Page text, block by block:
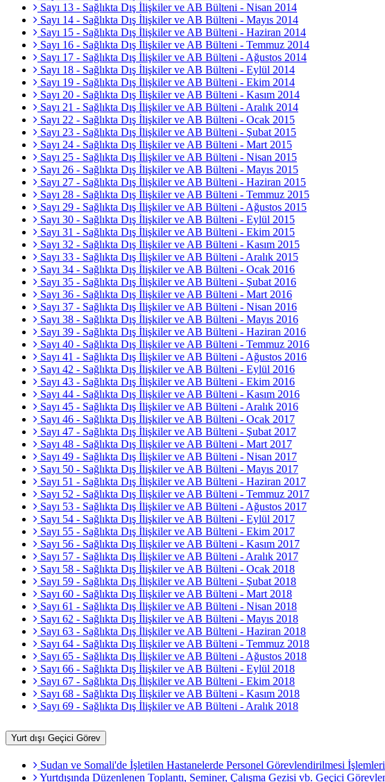
Sayı 13 - Sağlıkta Dış İlişkiler ve AB Bülteni - Nisan 2014
Sayı 14 - Sağlıkta Dış İlişkiler ve AB Bülteni - Mayıs 2014
Sayı 15 - Sağlıkta Dış İlişkiler ve AB Bülteni - Haziran 2014
Sayı 16 - Sağlıkta Dış İlişkiler ve AB Bülteni - Temmuz 2014
Sayı 17 - Sağlıkta Dış İlişkiler ve AB Bülteni - Ağustos 2014
Sayı 18 - Sağlıkta Dış İlişkiler ve AB Bülteni - Eylül 2014
Sayı 19 - Sağlıkta Dış İlişkiler ve AB Bülteni - Ekim 2014
Sayı 20 - Sağlıkta Dış İlişkiler ve AB Bülteni - Kasım 2014
Sayı 21 - Sağlıkta Dış İlişkiler ve AB Bülteni - Aralık 2014
Sayı 22 - Sağlıkta Dış İlişkiler ve AB Bülteni - Ocak 2015
Sayı 23 - Sağlıkta Dış İlişkiler ve AB Bülteni - Şubat 2015
Sayı 24 - Sağlıkta Dış İlişkiler ve AB Bülteni - Mart 2015
Sayı 25 - Sağlıkta Dış İlişkiler ve AB Bülteni - Nisan 2015
Sayı 26 - Sağlıkta Dış İlişkiler ve AB Bülteni - Mayıs 2015
Sayı 27 - Sağlıkta Dış İlişkiler ve AB Bülteni - Haziran 2015
Sayı 28 - Sağlıkta Dış İlişkiler ve AB Bülteni - Temmuz 2015
Sayı 29 - Sağlıkta Dış İlişkiler ve AB Bülteni - Ağustos 2015
Sayı 30 - Sağlıkta Dış İlişkiler ve AB Bülteni - Eylül 2015
Sayı 31 - Sağlıkta Dış İlişkiler ve AB Bülteni - Ekim 2015
Sayı 32 - Sağlıkta Dış İlişkiler ve AB Bülteni - Kasım 2015
Sayı 33 - Sağlıkta Dış İlişkiler ve AB Bülteni - Aralık 2015
Sayı 34 - Sağlıkta Dış İlişkiler ve AB Bülteni - Ocak 2016
Sayı 35 - Sağlıkta Dış İlişkiler ve AB Bülteni - Şubat 2016
Sayı 36 - Sağlıkta Dış İlişkiler ve AB Bülteni - Mart 2016
Sayı 37 - Sağlıkta Dış İlişkiler ve AB Bülteni - Nisan 2016
Sayı 38 - Sağlıkta Dış İlişkiler ve AB Bülteni - Mayıs 2016
Sayı 39 - Sağlıkta Dış İlişkiler ve AB Bülteni - Haziran 2016
Sayı 40 - Sağlıkta Dış İlişkiler ve AB Bülteni - Temmuz 2016
Sayı 41 - Sağlıkta Dış İlişkiler ve AB Bülteni - Ağustos 2016
Sayı 42 - Sağlıkta Dış İlişkiler ve AB Bülteni - Eylül 2016
Sayı 43 - Sağlıkta Dış İlişkiler ve AB Bülteni - Ekim 2016
Sayı 44 - Sağlıkta Dış İlişkiler ve AB Bülteni - Kasım 2016
Sayı 45 - Sağlıkta Dış İlişkiler ve AB Bülteni - Aralık 2016
Sayı 46 - Sağlıkta Dış İlişkiler ve AB Bülteni - Ocak 2017
Sayı 47 - Sağlıkta Dış İlişkiler ve AB Bülteni - Şubat 2017
Sayı 48 - Sağlıkta Dış İlişkiler ve AB Bülteni - Mart 2017
Sayı 49 - Sağlıkta Dış İlişkiler ve AB Bülteni - Nisan 2017
Sayı 50 - Sağlıkta Dış İlişkiler ve AB Bülteni - Mayıs 2017
Sayı 51 - Sağlıkta Dış İlişkiler ve AB Bülteni - Haziran 2017
Sayı 52 - Sağlıkta Dış İlişkiler ve AB Bülteni - Temmuz 2017
Sayı 53 - Sağlıkta Dış İlişkiler ve AB Bülteni - Ağustos 2017
Sayı 54 - Sağlıkta Dış İlişkiler ve AB Bülteni - Eylül 2017
Sayı 55 - Sağlıkta Dış İlişkiler ve AB Bülteni - Ekim 2017
Sayı 56 - Sağlıkta Dış İlişkiler ve AB Bülteni - Kasım 2017
Sayı 57 - Sağlıkta Dış İlişkiler ve AB Bülteni - Aralık 2017
Sayı 58 - Sağlıkta Dış İlişkiler ve AB Bülteni - Ocak 2018
Sayı 59 - Sağlıkta Dış İlişkiler ve AB Bülteni - Şubat 2018
Sayı 60 - Sağlıkta Dış İlişkiler ve AB Bülteni - Mart 2018
Sayı 61 - Sağlıkta Dış İlişkiler ve AB Bülteni - Nisan 2018
Sayı 62 - Sağlıkta Dış İlişkiler ve AB Bülteni - Mayıs 2018
Sayı 63 - Sağlıkta Dış İlişkiler ve AB Bülteni - Haziran 2018
Sayı 64 - Sağlıkta Dış İlişkiler ve AB Bülteni - Temmuz 2018
Sayı 65 - Sağlıkta Dış İlişkiler ve AB Bülteni - Ağustos 2018
Sayı 66 - Sağlıkta Dış İlişkiler ve AB Bülteni - Eylül 2018
Sayı 67 - Sağlıkta Dış İlişkiler ve AB Bülteni - Ekim 2018
Sayı 68 - Sağlıkta Dış İlişkiler ve AB Bülteni - Kasım 2018
Sayı 69 - Sağlıkta Dış İlişkiler ve AB Bülteni - Aralık 2018
Yurt dışı Geçici Görev
Sudan ve Somali'de İşletilen Hastanelerde Personel Görevlendirilmesi İşlemleri
Yurtdışında Düzenlenen Toplantı, Seminer, Çalışma Gezisi vb. Geçici